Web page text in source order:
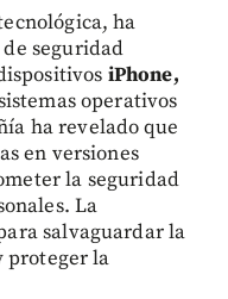
ha
seguridad
iPhone,
operativos
ha revelado que
en versiones
la seguridad
La
salvaguardar la
proteger la